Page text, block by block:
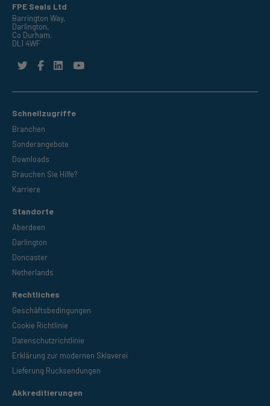
FPE Seals Ltd
Barrington Way,
Darlington,
Co Durham,
DL1 4WF
Schnellzugriffe
Branchen
Sonderangebote
Downloads
Brauchen Sie Hilfe?
Karriere
Standorte
Aberdeen
Darlington
Doncaster
Netherlands
Rechtliches
Geschäftsbedingungen
Cookie Richtlinie
Datenschutzrichtlinie
Erklärung zur modernen Sklaverei
Lieferung Rucksendungen
Akkreditierungen